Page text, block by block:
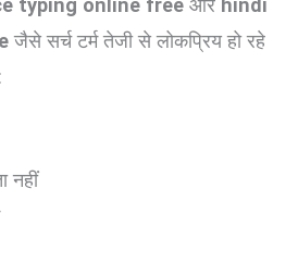
typing online free और hindi
जैसे सर्च टर्म तेजी से लोकप्रिय हो रहे
नहीं